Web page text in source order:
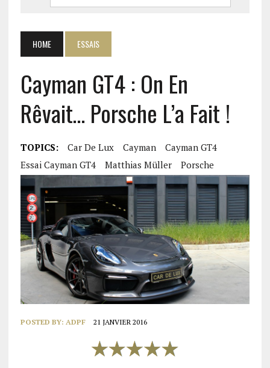
HOME ESSAIS
Cayman GT4 : On En
Rêvait… Porsche L’a Fait !
TOPICS: Car De Lux Cayman
Cayman GT4
Essai Cayman GT4
Matthias Müller Porsche
POSTED BY: ADPF 21 JANVIER 2016